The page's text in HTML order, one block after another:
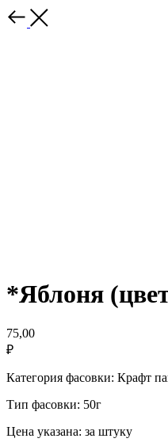
*Яблоня
75,00
₽
Категория фасовки: Крафт
Тип фасовки: 50г
Цена указана: за штуку